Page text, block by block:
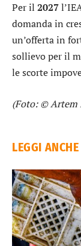
Per il 2027
domanda in
un’offerta in
sollievo per il
le scorte
(Foto: © Artem
LEGGI ANCHE